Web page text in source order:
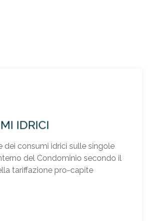
IDRICI
dei consumi idrici sulle singole
del Condominio secondo il
tariffazione pro-capite